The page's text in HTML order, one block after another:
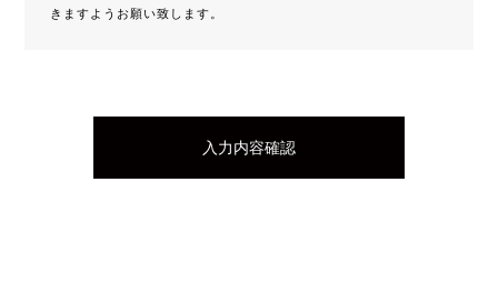
きますようお願い致します。